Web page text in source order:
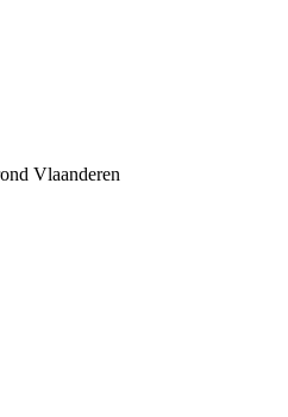
Vlaanderen